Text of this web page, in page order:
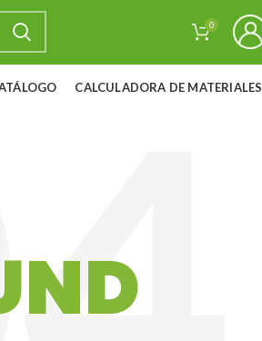
0
CALCULADORA DE MATERIALES